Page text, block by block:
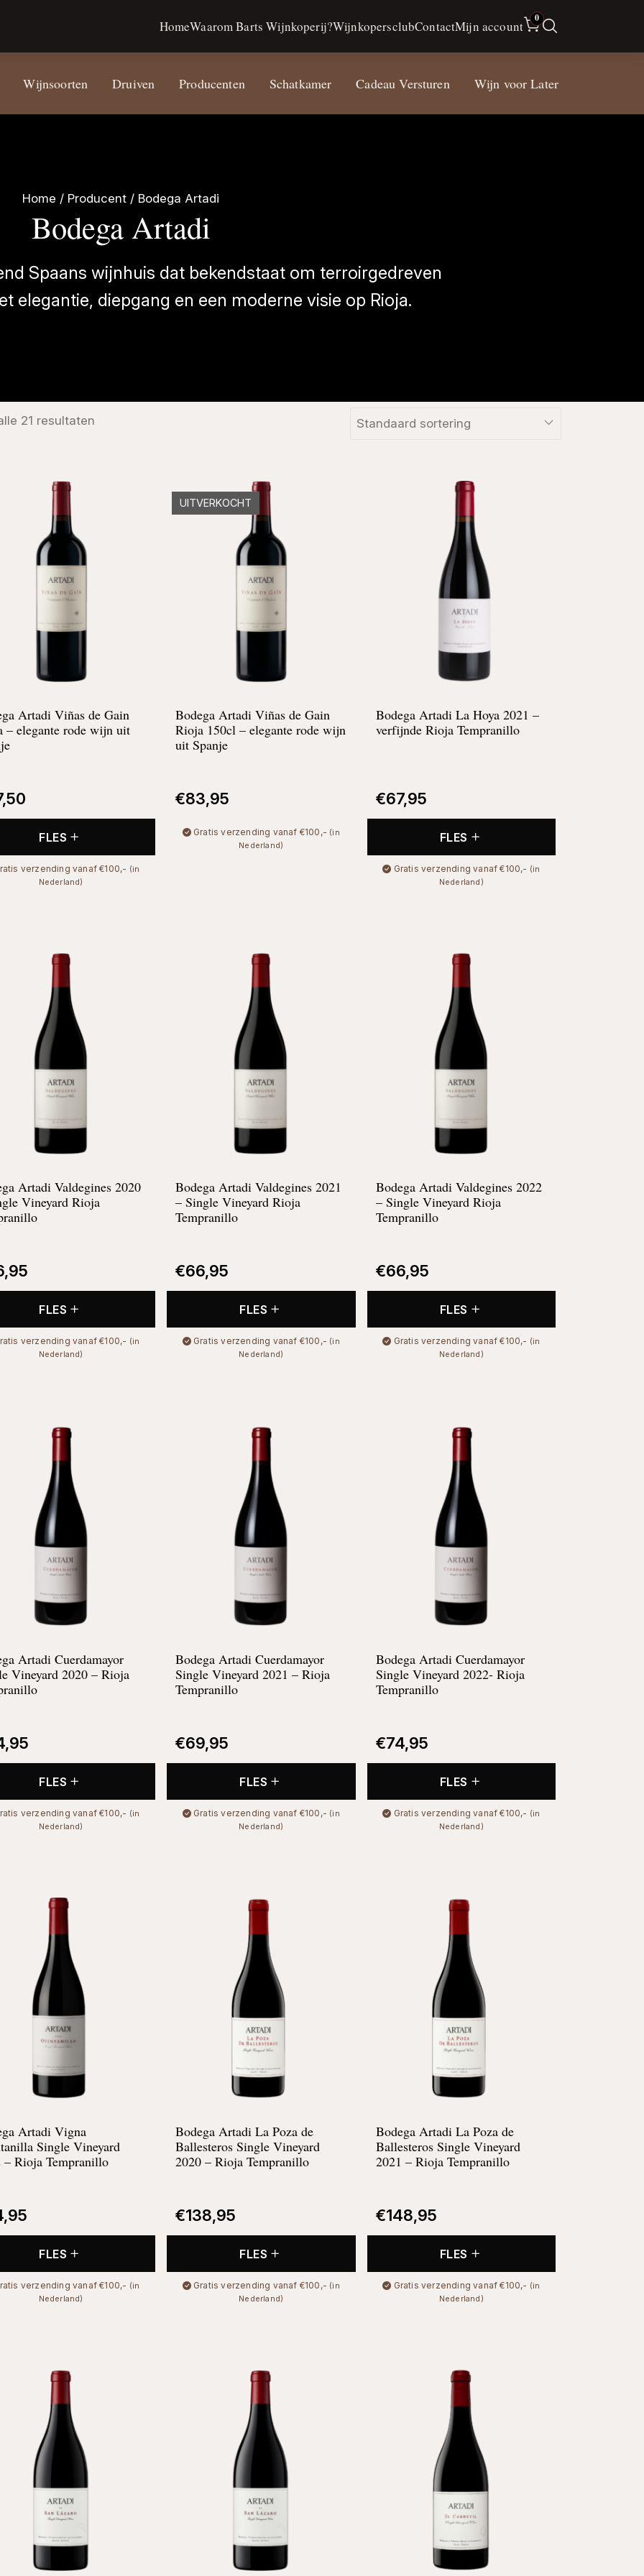
HomeWaarom Barts Wijnkoperij?WijnkopersclubContactMijn account
0
Wijnsoorten Druiven Producenten Schatkamer Cadeau Versturen Wijn voor Later
Home / Producent / Bodega Artadi
Bodega Artadi
Spaans wijnhuis dat bekendstaat om terroirgedreven
elegantie, diepgang en een moderne visie op Rioja.
21 resultaten
Artadi Viñas de Gain
– elegante rode wijn uit
FLES
verzending vanaf €100,- (in
Nederland)
UITVERKOCHT
Bodega Artadi Viñas de Gain
Rioja 150cl – elegante rode wijn
uit Spanje
€83,95
Gratis verzending vanaf €100,- (in
Nederland)
Bodega Artadi La Hoya 2021 –
verfijnde Rioja Tempranillo
€67,95
FLES
Gratis verzending vanaf €100,- (in
Nederland)
Artadi Valdegines 2020
Vineyard Rioja
FLES
verzending vanaf €100,- (in
Nederland)
Bodega Artadi Valdegines 2021
– Single Vineyard Rioja
Tempranillo
€66,95
FLES
Gratis verzending vanaf €100,- (in
Nederland)
Bodega Artadi Valdegines 2022
– Single Vineyard Rioja
Tempranillo
€66,95
FLES
Gratis verzending vanaf €100,- (in
Nederland)
Artadi Cuerdamayor
Vineyard 2020 – Rioja
FLES
verzending vanaf €100,- (in
Nederland)
Bodega Artadi Cuerdamayor
Single Vineyard 2021 – Rioja
Tempranillo
€69,95
FLES
Gratis verzending vanaf €100,- (in
Nederland)
Bodega Artadi Cuerdamayor
Single Vineyard 2022- Rioja
Tempranillo
€74,95
FLES
Gratis verzending vanaf €100,- (in
Nederland)
Artadi Vigna
Single Vineyard
– Rioja Tempranillo
FLES
verzending vanaf €100,- (in
Nederland)
Bodega Artadi La Poza de
Ballesteros Single Vineyard
2020 – Rioja Tempranillo
€138,95
FLES
Gratis verzending vanaf €100,- (in
Nederland)
Bodega Artadi La Poza de
Ballesteros Single Vineyard
2021 – Rioja Tempranillo
€148,95
FLES
Gratis verzending vanaf €100,- (in
Nederland)